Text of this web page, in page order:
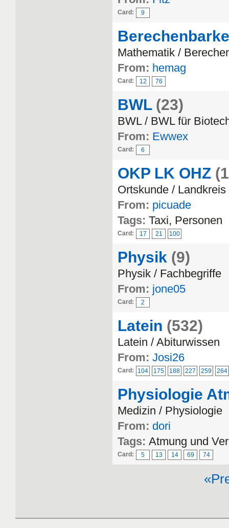
Card: 9
Mathematik /
From: hemag
Card: 12 76
BWL (23)
BWL / BWL für
From: Ewwex
Card: 6
OKP LK OHZ
Ortskunde / Landkreis
From: picuade
Tags: Taxi, Personen
Card: 17 21 100
Physik (9)
Physik / Fachbegriffe
From: jone05
Card: 2
Latein (532)
Latein / Abiturwissen
From: Josi26
Card: 104 175 188 227 259 264
Physiologie
Medizin / Physiologie
From: dori
Tags: Atmung und
Card: 5 13 14 69 74